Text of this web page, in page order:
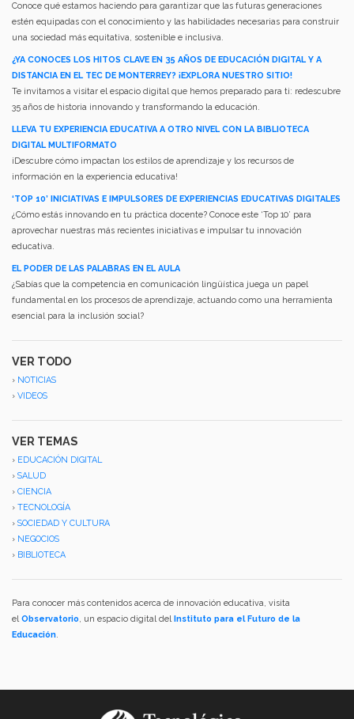
Conoce qué estamos haciendo para garantizar que las futuras generaciones
estén equipadas con el conocimiento y las habilidades necesarias para construir
una sociedad más equitativa, sostenible e inclusiva.
¿YA CONOCES LOS HITOS CLAVE EN 35 AÑOS DE EDUCACIÓN DIGITAL Y A
DISTANCIA EN EL TEC DE MONTERREY? ¡EXPLORA NUESTRO SITIO!
Te invitamos a visitar el espacio digital que hemos preparado para ti: redescubre
35 años de historia innovando y transformando la educación.
LLEVA TU EXPERIENCIA EDUCATIVA A OTRO NIVEL CON LA BIBLIOTECA
DIGITAL MULTIFORMATO
¡Descubre cómo impactan los estilos de aprendizaje y los recursos de
información en la experiencia educativa!
‘TOP 10’ INICIATIVAS E IMPULSORES DE EXPERIENCIAS EDUCATIVAS DIGITALES
¿Cómo estás innovando en tu práctica docente? Conoce este ‘Top 10’ para
aprovechar nuestras más recientes iniciativas e impulsar tu innovación
educativa.
EL PODER DE LAS PALABRAS EN EL AULA
¿Sabías que la competencia en comunicación lingüística juega un papel
fundamental en los procesos de aprendizaje, actuando como una herramienta
esencial para la inclusión social?
VER TODO
› NOTICIAS
› VIDEOS
VER TEMAS
› EDUCACIÓN DIGITAL
› SALUD
› CIENCIA
› TECNOLOGÍA
› SOCIEDAD Y CULTURA
› NEGOCIOS
› BIBLIOTECA
Para conocer más contenidos acerca de innovación educativa, visita
elObservatorio, un espacio digital del Instituto para el Futuro de la
Educación.